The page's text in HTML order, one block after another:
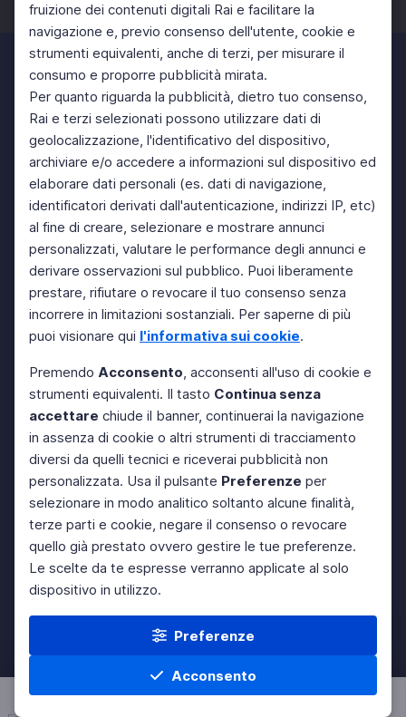
fruizione dei contenuti digitali Rai e facilitare la
navigazione e, previo consenso dell'utente, cookie e
strumenti equivalenti, anche di terzi, per misurare il
consumo e proporre pubblicità mirata.
Per quanto riguarda la pubblicità, dietro tuo consenso,
Rai e terzi selezionati possono utilizzare dati di
geolocalizzazione, l'identificativo del dispositivo,
archiviare e/o accedere a informazioni sul dispositivo ed
elaborare dati personali (es. dati di navigazione,
identificatori derivati dall'autenticazione, indirizzi IP, etc)
al fine di creare, selezionare e mostrare annunci
personalizzati, valutare le performance degli annunci e
derivare osservazioni sul pubblico. Puoi liberamente
prestare, rifiutare o revocare il tuo consenso senza
incorrere in limitazioni sostanziali. Per saperne di più
puoi visionare qui l'informativa sui cookie.
Premendo Acconsento, acconsenti all'uso di cookie e
strumenti equivalenti. Il tasto Continua senza
accettare chiude il banner, continuerai la navigazione
in assenza di cookie o altri strumenti di tracciamento
diversi da quelli tecnici e riceverai pubblicità non
personalizzata. Usa il pulsante Preferenze per
selezionare in modo analitico soltanto alcune finalità,
terze parti e cookie, negare il consenso o revocare
quello già prestato ovvero gestire le tue preferenze.
Le scelte da te espresse verranno applicate al solo
dispositivo in utilizzo.
Preferenze
Acconsento
Facebook Twitter Instagram